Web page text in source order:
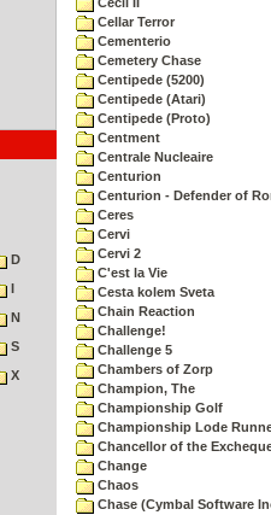
D
I
N
S
X
Cellar Terror
Cementerio
Cemetery Chase
Centipede (5200)
Centipede (Atari)
Centipede (Proto)
Centment
Centrale Nucleaire
Centurion
Centurion - Defender of
Ceres
Cervi
Cervi 2
C'est la Vie
Cesta kolem Sveta
Chain Reaction
Challenge!
Challenge 5
Chambers of Zorp
Champion, The
Championship Golf
Championship Lode
Chancellor of the
Change
Chaos
Chase (Cymbal Software